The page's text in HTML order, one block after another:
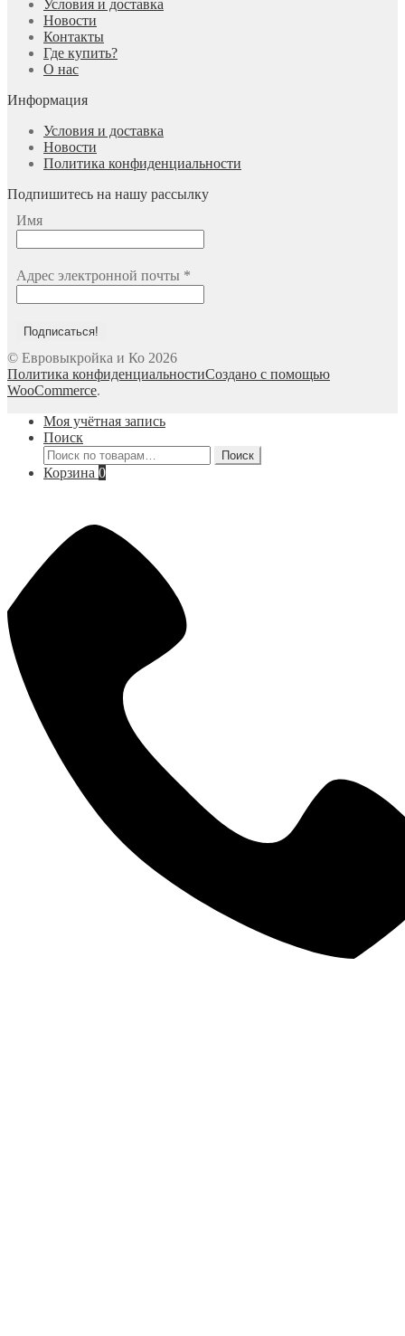
Условия и доставка
Новости
Контакты
Где купить?
О нас
Информация
Условия и доставка
Новости
Политика конфиденциальности
Подпишитесь на нашу рассылку
Имя
Адрес электронной почты *
© Евровыкройка и Ко 2026
Политика конфиденциальностиСоздано с помощью
WooCommerce.
Моя учётная запись
Поиск
Искать:
Поиск
Корзина 0